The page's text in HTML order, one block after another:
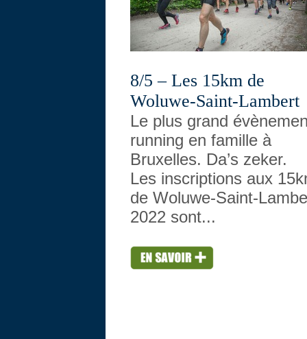
8/5 – Les 15km de
Woluwe-Saint-Lambert
Le plus grand
running en famille à
Bruxelles. Da’s zeker.
Les inscriptions aux
de Woluwe-Saint-
2022 sont...